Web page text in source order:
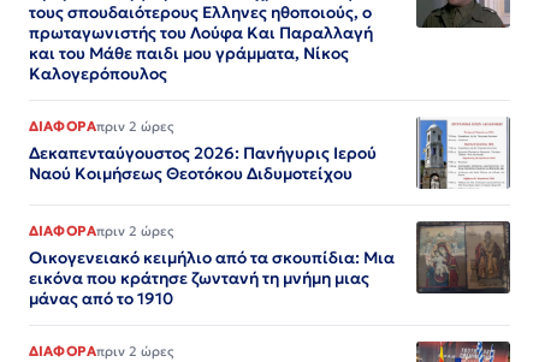
τους σπουδαιότερους Ελληνες ηθοποιούς, ο
πρωταγωνιστής του Λούφα Και Παραλλαγή
και του Μάθε παιδι μου γράμματα, Νίκος
Καλογερόπουλος
ΔΙΑΦΟΡΑπριν 2 ώρες
Δεκαπενταύγουστος 2026: Πανήγυρις Ιερού
Ναού Κοιμήσεως Θεοτόκου Διδυμοτείχου
ΔΙΑΦΟΡΑπριν 2 ώρες
Οικογενειακό κειμήλιο από τα σκουπίδια: Μια
εικόνα που κράτησε ζωντανή τη μνήμη μιας
μάνας από το 1910
ΔΙΑΦΟΡΑπριν 2 ώρες